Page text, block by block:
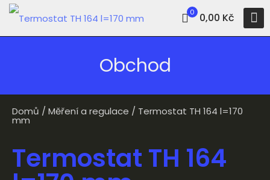
0 0,00 Kč
Obchod
Domů / Měření a regulace / Termostat TH 164 l=170
mm
Termostat TH 164